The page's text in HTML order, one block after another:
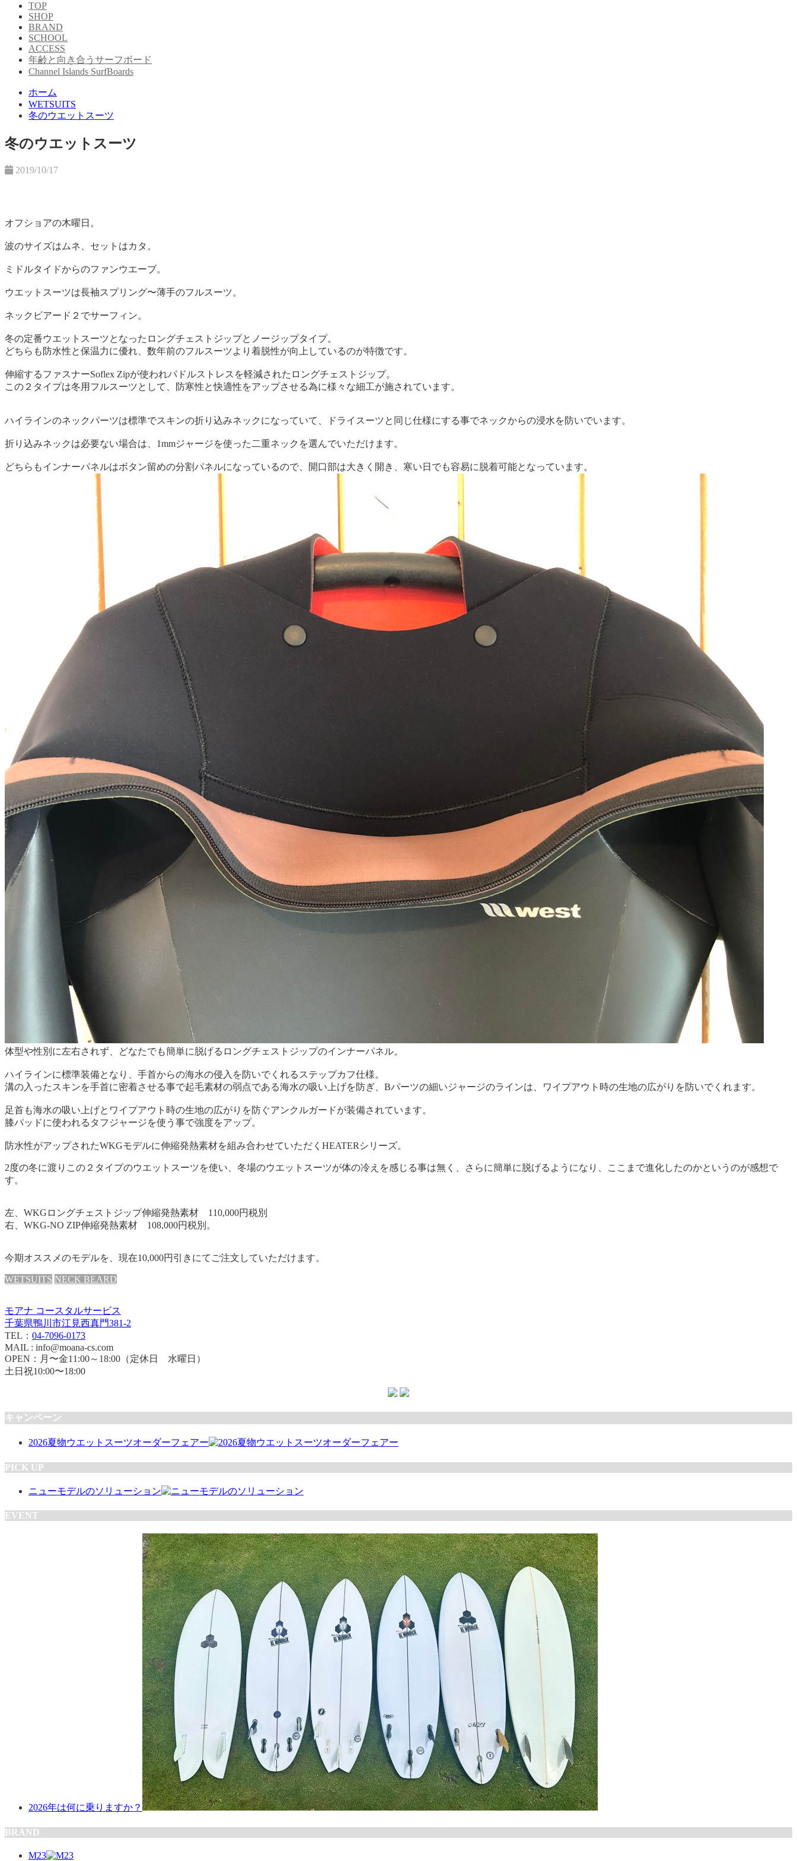
TOP
SHOP
BRAND
SCHOOL
ACCESS
年齢と向き合うサーフボード
Channel Islands SurfBoards
ホーム
WETSUITS
冬のウエットスーツ
冬のウエットスーツ
2019/10/17
オフショアの木曜日。
波のサイズはムネ、セットはカタ。
ミドルタイドからのファンウエーブ。
ウエットスーツは長袖スプリング〜薄手のフルスーツ。
ネックビアード２でサーフィン。
冬の定番ウエットスーツとなったロングチェストジップとノージップタイプ。
どちらも防水性と保温力に優れ、数年前のフルスーツより着脱性が向上しているのが特徴です。
伸縮するファスナーSoflex Zipが使われパドルストレスを軽減されたロングチェストジップ。
この２タイプは冬用フルスーツとして、防寒性と快適性をアップさせる為に様々な細工が施されています。
ハイラインのネックパーツは標準でスキンの折り込みネックになっていて、ドライスーツと同じ仕様にする事でネックからの浸水を防いでいます。
折り込みネックは必要ない場合は、1mmジャージを使った二重ネックを選んでいただけます。
どちらもインナーパネルはボタン留めの分割パネルになっているので、開口部は大きく開き、寒い日でも容易に脱着可能となっています。
体型や性別に左右されず、どなたでも簡単に脱げるロングチェストジップのインナーパネル。
ハイラインに標準装備となり、手首からの海水の侵入を防いでくれるステップカフ仕様。
溝の入ったスキンを手首に密着させる事で起毛素材の弱点である海水の吸い上げを防ぎ、Bパーツの細いジャージのラインは、ワイプアウト時の生地の広がりを防いでくれます。
足首も海水の吸い上げとワイプアウト時の生地の広がりを防ぐアンクルガードが装備されています。
膝パッドに使われるタフジャージを使う事で強度をアップ。
防水性がアップされたWKGモデルに伸縮発熱素材を組み合わせていただくHEATERシリーズ。
2度の冬に渡りこの２タイプのウエットスーツを使い、冬場のウエットスーツが体の冷えを感じる事は無く、さらに簡単に脱げるようになり、ここまで進化したのかというのが感想で
す。
左、WKGロングチェストジップ伸縮発熱素材 110,000円税別
右、WKG-NO ZIP伸縮発熱素材 108,000円税別。
今期オススメのモデルを、現在10,000円引きにてご注文していただけます。
WETSUITS NECK BEARD
モアナ コースタルサービス
千葉県鴨川市江見西真門381-2
TEL： 04-7096-0173
MAIL : info@moana-cs.com
OPEN：月〜金11:00～18:00（定休日 水曜日）
土日祝10:00〜18:00
キャンペーン
2026夏物ウエットスーツオーダーフェアー
PICK UP
ニューモデルのソリューション
EVENT
2026年は何に乗りますか？
BRAND
M23